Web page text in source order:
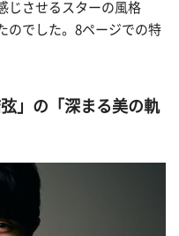
じさせるスターの風格
のでした。8ページでの特
」の「深まる美の軌